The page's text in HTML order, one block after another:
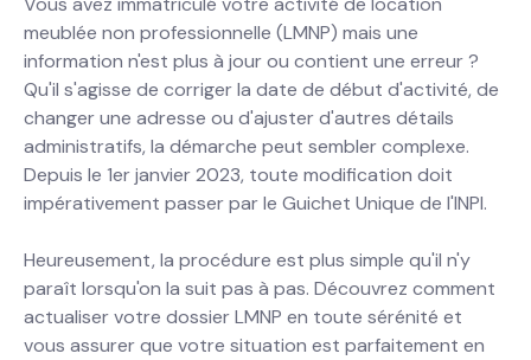
meublée non professionnelle (LMNP) mais une
information n'est plus à jour ou contient une erreur ?
Qu'il s'agisse de corriger la date de début d'activité, de
changer une adresse ou d'ajuster d'autres détails
administratifs, la démarche peut sembler complexe.
Depuis le 1er janvier 2023, toute modification doit
impérativement passer par le Guichet Unique de l'INPI.
Heureusement, la procédure est plus simple qu'il n'y
paraît lorsqu'on la suit pas à pas. Découvrez comment
actualiser votre dossier LMNP en toute sérénité et
vous assurer que votre situation est parfaitement en